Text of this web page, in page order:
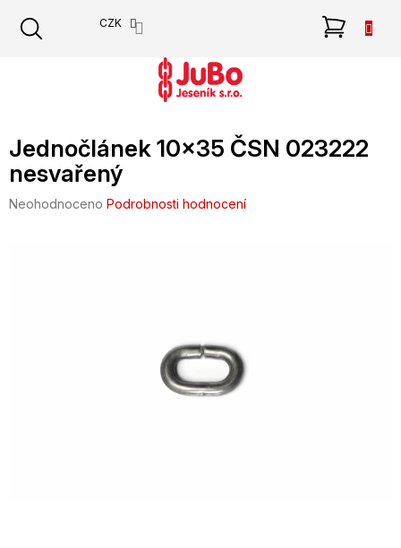
obsah
CZK
Jednočlánek 10x35 ČSN 023222
nesvařený
Průměrné
Neohodnoceno Podrobnosti hodnocení